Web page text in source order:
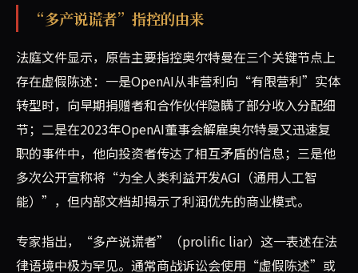
“多产说谎者”指控的由来
法庭文件显示，原告主要指控奥尔特曼在三个关键节点上
存在虚假陈述：一是OpenAI从非营利向“有限营利”实体
转型时，向早期捐赠者和合作伙伴隐瞒了部分收入分配细
节；二是在2023年OpenAI董事会解雇奥尔特曼又迅速复
职的事件中，他向投资者传达了相互矛盾的信息；三是他
多次公开宣称将“为全人类利益开发AGI（通用人工智
能）”，但内部文档却揭示了利润优先的商业模式。
专家指出，“多产说谎者”（prolific liar）这一表述在法
律语境中极为罕见。通常商战诉讼会使用“虚假陈述”或